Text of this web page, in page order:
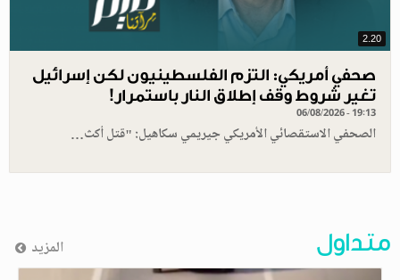
2.20
صحفي أمريكي: التزم الفلسطينيون لكن إسرائيل
تغير شروط وقف إطلاق النار باستمرار!
06/08/2026 - 19:13
الصحفي الاستقصائي الأمريكي جيريمي سكاهيل: "قتل أكث…
متداول المزيد